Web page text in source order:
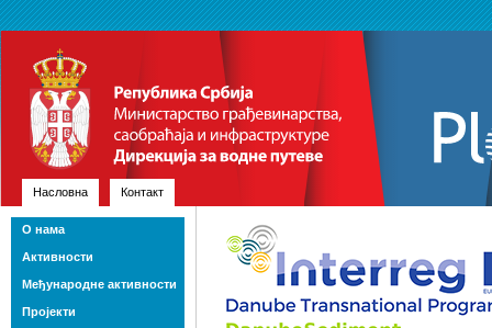
Насловна Контакт
О нама
Активности
Међународне активности
Пројекти